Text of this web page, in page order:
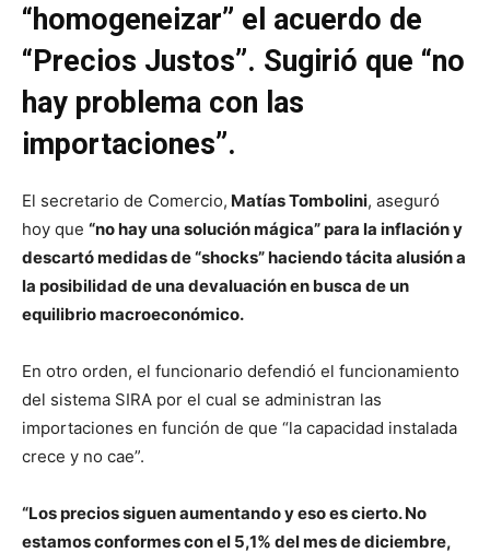
“homogeneizar” el acuerdo de
“Precios Justos”. Sugirió que “no
hay problema con las
importaciones”.
El secretario de Comercio, Matías Tombolini, aseguró
hoy que “no hay una solución mágica” para la inflación y
descartó medidas de “shocks” haciendo tácita alusión a
la posibilidad de una devaluación en busca de un
equilibrio macroeconómico.
En otro orden, el funcionario defendió el funcionamiento
del sistema SIRA por el cual se administran las
importaciones en función de que “la capacidad instalada
crece y no cae”.
“Los precios siguen aumentando y eso es cierto. No
estamos conformes con el 5,1% del mes de diciembre,